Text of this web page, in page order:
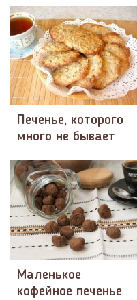
Печенье, которого
много не бывает
Маленькое
кофейное печенье